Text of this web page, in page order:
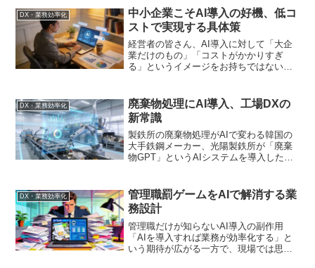
多くが、生成AIの導入に二の足を踏んで
いる現実を映し出し...
DX・業務効率化
中小企業こそAI導入の好機、低コ
ストで実現する具体策
経営者の皆さん、AI導入に対して「大企
業だけのもの」「コストがかかりすぎ
る」というイメージをお持ちではないだ
for Small Business」を発表...
DX・業務効率化
廃棄物処理にAI導入、工場DXの
新常識
製鉄所の廃棄物処理がAIで変わる韓国の
大手鉄鋼メーカー、光陽製鉄所が「廃棄
物GPT」というAIシステムを導入したニ
工知能を基盤とした統合案内システムを
構築したとのこと。...
DX・業務効率化
管理職罰ゲームをAIで解消する業
務設計
管理職だけが知らないAI導入の副作用
「AIを導入すれば業務が効率化する」と
いう期待が広がる一方で、現場では思わ